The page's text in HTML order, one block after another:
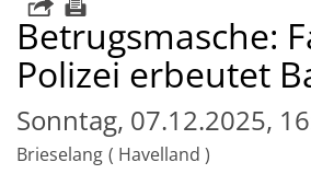
Betrugsmasche:
Polizei erbeutet
Sonntag, 07.12.2025,
Brieselang Havelland